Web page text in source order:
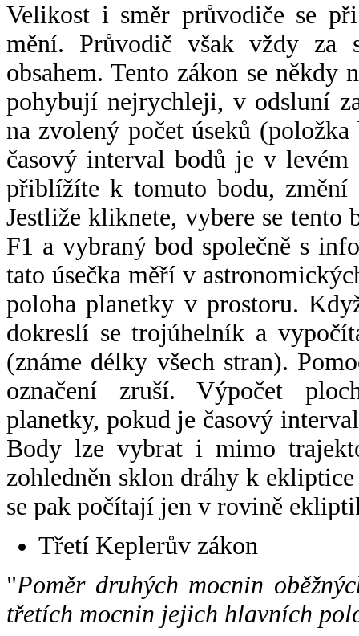
Velikost i směr průvodiče se
mění. Průvodič však vždy za
obsahem. Tento zákon se někdy
pohybují nejrychleji, v odsluní
na zvolený počet úseků
časový interval bodů je v
přiblížíte k tomuto bodu,
Jestliže kliknete, vybere se tento
F1 a vybraný bod společně s
tato úsečka měří v
poloha planetky v prostoru.
dokreslí se trojúhelník a
(známe délky všech stran).
označení zruší. Výpočet
planetky, pokud je časový
Body lze vybrat i mimo
zohledněn sklon dráhy k
se pak počítají jen v rovině
Třetí Keplerův zákon
"Poměr druhých mocnin
třetích mocnin jejich hlavních